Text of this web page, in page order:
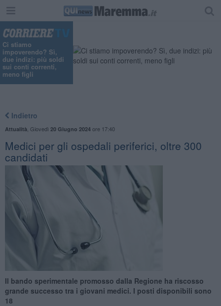
Ci stiamo
impoverendo? Sì,
due indizi: più soldi
sui conti correnti,
meno figli
Indietro
Attualità Giovedì 20 Giugno 2024ore 17:40
Medici per gli ospedali periferici, oltre 300
candidati
Il bando sperimentale promosso dalla Regione ha riscosso
grande successo tra i giovani medici. I posti disponibili sono
18